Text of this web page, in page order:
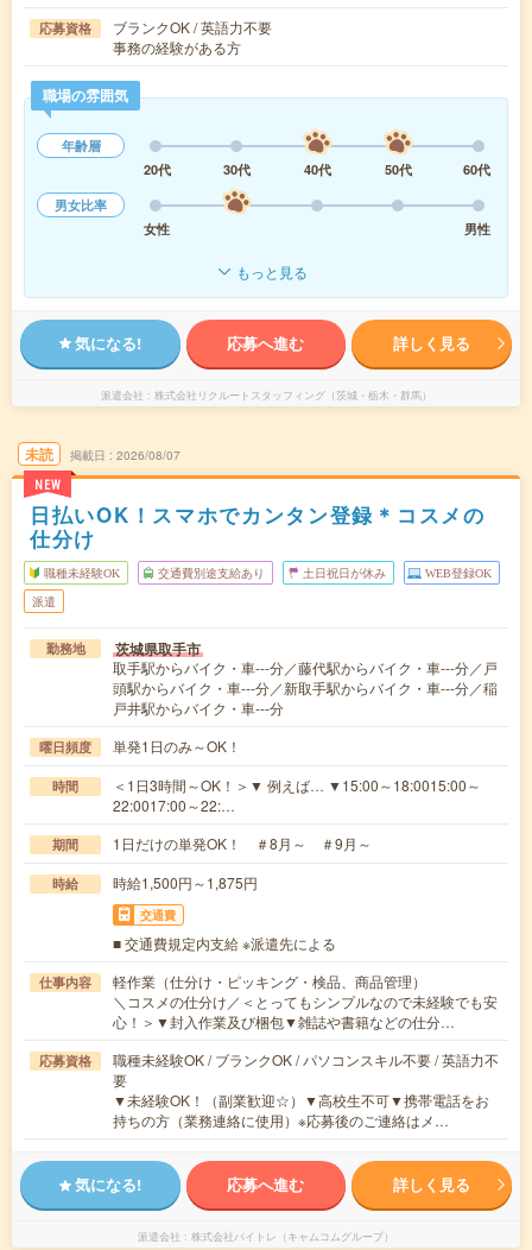
応募資格
ブランクOK / 英語力不要
事務の経験がある方
職場の雰囲気
年齢層
20代
30代 40代 50代
60代
男女比率
女性
男性
もっと見る
気になる! 応募へ進む 詳しく見る
派遣会社 株式会社リクルートスタッフィング（茨城・栃木・群馬）
未読
NEW
掲載日 2026/08/07
日払いOK！スマホでカンタン登録＊コスメの
仕分け
職種未経験OK 交通費別途支給あり 土日祝日が休み WEB登録OK
派遣
勤務地 茨城県取手市
取手駅からバイク・車---分／藤代駅からバイク・車---分／戸
頭駅からバイク・車---分／新取手駅からバイク・車---分／稲
戸井駅からバイク・車---分
曜日頻度 単発1日のみ～OK！
時間
＜1日3時間～OK！＞▼ 例えば… ▼15:00～18:0015:00～
22:0017:00～22:…
期間 1日だけの単発OK！ ＃8月～ ＃9月～
時給 時給1,500円～1,875円
交通費
■ 交通費規定内支給 ※派遣先による
仕事内容
軽作業（仕分け・ピッキング・検品、商品管理）
＼コスメの仕分け／＜とってもシンプルなので未経験でも安
心！＞▼封入作業及び梱包▼雑誌や書籍などの仕分…
応募資格
職種未経験OK / ブランクOK / パソコンスキル不要 / 英語力不
要
▼未経験OK！（副業歓迎☆）▼高校生不可▼携帯電話をお
持ちの方（業務連絡に使用）※応募後のご連絡はメ…
気になる! 応募へ進む 詳しく見る
派遣会社 株式会社バイトレ（キャムコムグループ）